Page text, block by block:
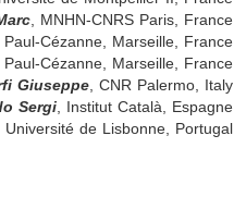
, MNHN-CNRS Paris, France
Cézanne, Marseille, France
Cézanne, Marseille, France
Giuseppe, CNR Palermo, Italy
Sergi, Institut Català, Espagne
Université de Lisbonne, Portugal